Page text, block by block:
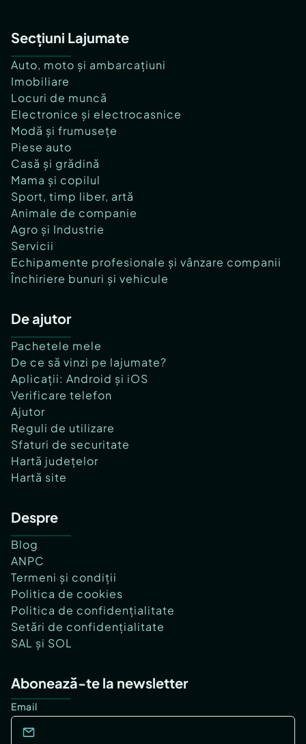
Secțiuni Lajumate
Auto, moto și ambarcațiuni
Imobiliare
Locuri de muncă
Electronice și electrocasnice
Modă și frumusețe
Piese auto
Casă și grădină
Mama și copilul
Sport, timp liber, artă
Animale de companie
Agro și Industrie
Servicii
Echipamente profesionale și vânzare companii
Închiriere bunuri și vehicule
De ajutor
Pachetele mele
De ce să vinzi pe lajumate?
Aplicații: Android și iOS
Verificare telefon
Ajutor
Reguli de utilizare
Sfaturi de securitate
Hartă județelor
Hartă site
Despre
Blog
ANPC
Termeni și condiții
Politica de cookies
Politica de confidențialitate
Setări de confidențialitate
SAL și SOL
Abonează-te la newsletter
Email